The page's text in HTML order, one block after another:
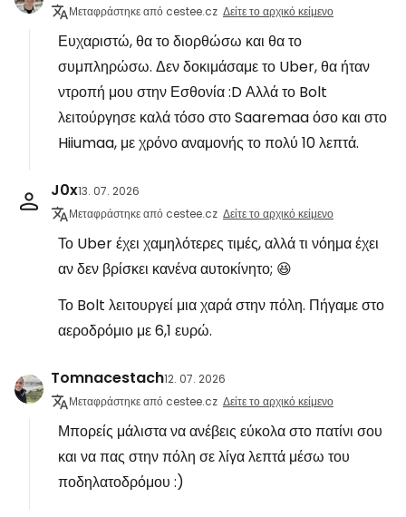
Μεταφράστηκε από cestee.cz Δείτε το αρχικό κείμενο
Ευχαριστώ, θα το διορθώσω και θα το
συμπληρώσω. Δεν δοκιμάσαμε το Uber, θα ήταν
ντροπή μου στην Εσθονία :D Αλλά το Bolt
λειτούργησε καλά τόσο στο Saaremaa όσο και στο
Hiiumaa, με χρόνο αναμονής το πολύ 10 λεπτά.
J0x13. 07. 2026
Μεταφράστηκε από cestee.cz Δείτε το αρχικό κείμενο
Το Uber έχει χαμηλότερες τιμές, αλλά τι νόημα έχει
αν δεν βρίσκει κανένα αυτοκίνητο; 😆
Το Bolt λειτουργεί μια χαρά στην πόλη. Πήγαμε στο
αεροδρόμιο με 6,1 ευρώ.
Tomnacestach12. 07. 2026
Μεταφράστηκε από cestee.cz Δείτε το αρχικό κείμενο
Μπορείς μάλιστα να ανέβεις εύκολα στο πατίνι σου
και να πας στην πόλη σε λίγα λεπτά μέσω του
ποδηλατοδρόμου :)